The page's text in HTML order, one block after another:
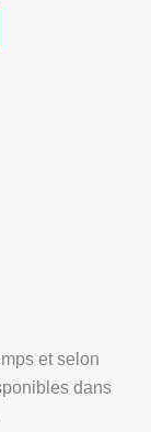
et selon
dans